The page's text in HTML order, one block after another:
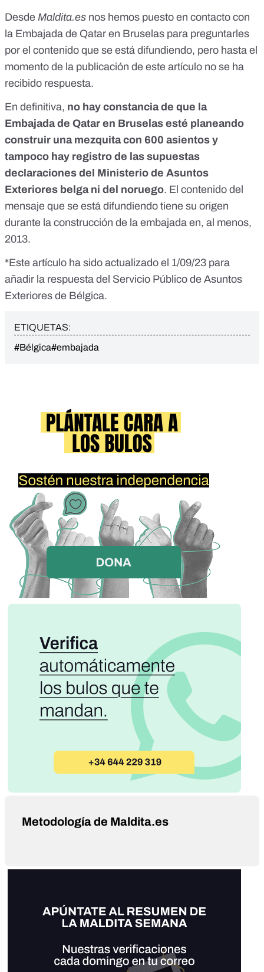
Desde Maldita.es nos hemos puesto en contacto con
la Embajada de Qatar en Bruselas para preguntarles
por el contenido que se está difundiendo, pero hasta el
momento de la publicación de este artículo no se ha
recibido respuesta.
En definitiva, no hay constancia de que la
Embajada de Qatar en Bruselas esté planeando
construir una mezquita con 600 asientos y
tampoco hay registro de las supuestas
declaraciones del Ministerio de Asuntos
Exteriores belga ni del noruego. El contenido del
mensaje que se está difundiendo tiene su origen
durante la construcción de la embajada en, al menos,
2013.
*Este artículo ha sido actualizado el 1/09/23 para
añadir la respuesta del Servicio Público de Asuntos
Exteriores de Bélgica.
ETIQUETAS:
#Bélgica#embajada
Metodología de Maldita.es